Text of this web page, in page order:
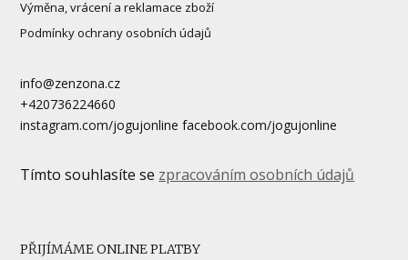
Výměna, vrácení a reklamace zboží
Podmínky ochrany osobních údajů
info@zenzona.cz
+420736224660
instagram.com/jogujonline facebook.com/jogujonline
Tímto souhlasíte se zpracováním osobních údajů
PŘIJÍMÁME ONLINE PLATBY